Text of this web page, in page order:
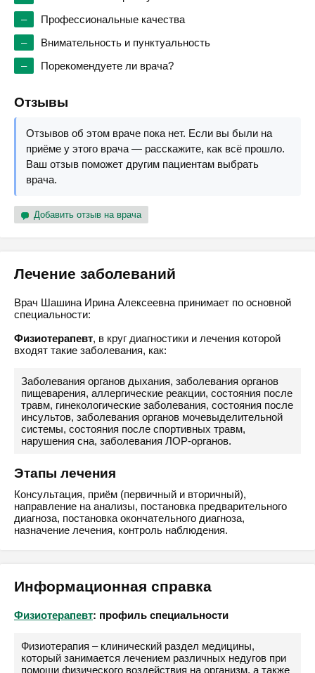
–
Профессиональные качества
–
Внимательность и пунктуальность
–
Порекомендуете ли врача?
Отзывы
Отзывов об этом враче пока нет. Если вы были на
приёме у этого врача — расскажите, как всё прошло.
Ваш отзыв поможет другим пациентам выбрать
врача.
Добавить отзыв на врача
Лечение заболеваний
Врач Шашина Ирина Алексеевна принимает по основной
специальности:
Физиотерапевт, в круг диагностики и лечения которой
входят такие заболевания, как:
Заболевания органов дыхания, заболевания органов
пищеварения, аллергические реакции, состояния после
травм, гинекологические заболевания, состояния после
инсультов, заболевания органов мочевыделительной
системы, состояния после спортивных травм,
нарушения сна, заболевания ЛОР-органов.
Этапы лечения
Консультация, приём (первичный и вторичный),
направление на анализы, постановка предварительного
диагноза, постановка окончательного диагноза,
назначение лечения, контроль наблюдения.
Информационная справка
Физиотерапевт: профиль специальности
Физиотерапия – клинический раздел медицины,
который занимается лечением различных недугов при
помощи физического воздействия на организм, а также